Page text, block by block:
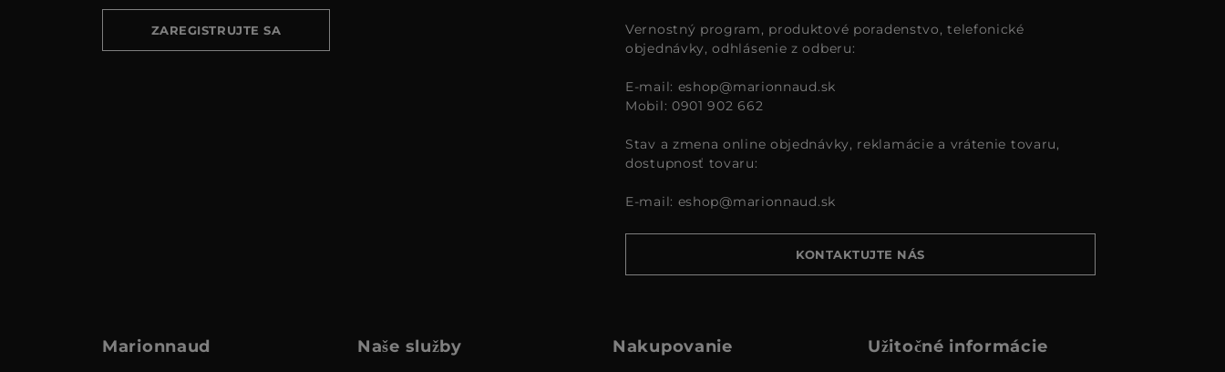
ZAREGISTRUJTE SA
Vernostný program, produktové poradenstvo, telefonické
objednávky, odhlásenie z odberu:
E-mail: eshop@marionnaud.sk
Mobil: 0901 902 662
Stav a zmena online objednávky, reklamácie a vrátenie tovaru,
dostupnosť tovaru:
E-mail: eshop@marionnaud.sk
KONTAKTUJTE NÁS
Marionnaud Naše služby Nakupovanie Užitočné informácie